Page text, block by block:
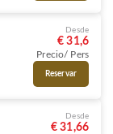
Desde
€ 31,6
Precio/ Pers
Reservar
Desde
€ 31,66